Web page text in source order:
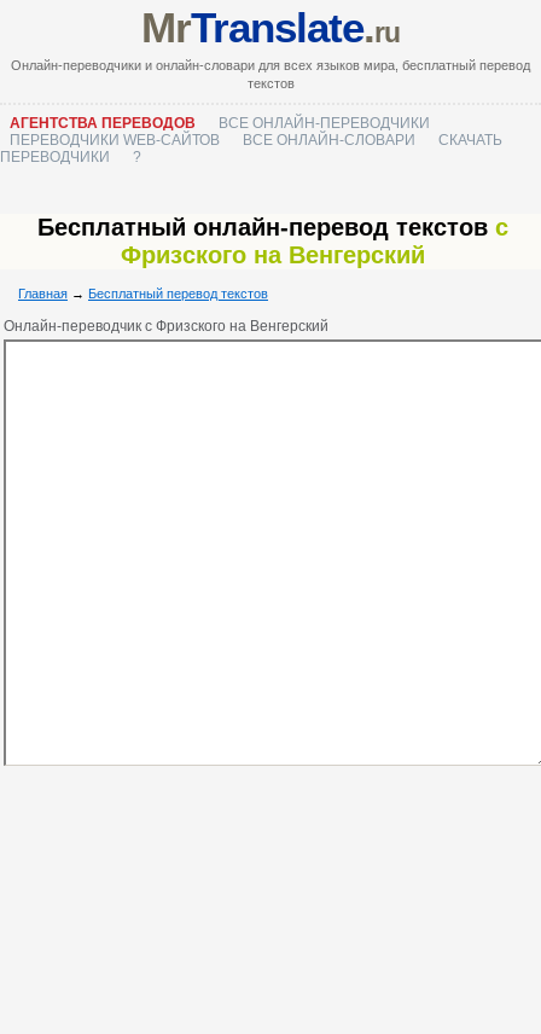
MrTranslate.ru
Онлайн-переводчики и онлайн-словари для всех языков мира, бесплатный перевод
текстов
АГЕНТСТВА ПЕРЕВОДОВ
ВСЕ ОНЛАЙН-ПЕРЕВОДЧИКИ
ПЕРЕВОДЧИКИ WEB-САЙТОВ
ВСЕ ОНЛАЙН-СЛОВАРИ
СКАЧАТЬ
ПЕРЕВОДЧИКИ
?
Бесплатный онлайн-перевод текстов с
Фризского на Венгерский
Главная → Бесплатный перевод текстов
Онлайн-переводчик с Фризского на Венгерский